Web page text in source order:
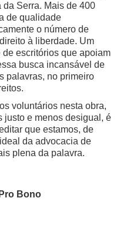
Serra. Mais de 400
de qualidade
o número de
à liberdade. Um
escritórios que apoiam
busca incansável de
palavras, no primeiro
voluntários nesta obra,
justo e menos desigual, é
que estamos, de
da advocacia de
plena da palavra.
Bono